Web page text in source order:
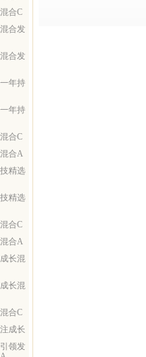
合C
合发
合发
年持
年持
合C
合A
精选
精选
合C
合A
长混
长混
合C
成长
领发